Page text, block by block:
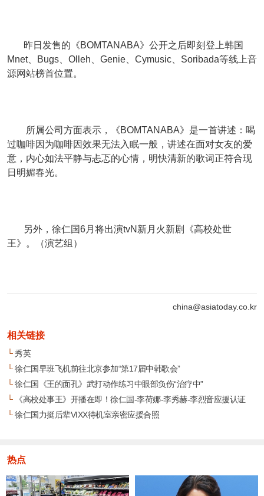
昨日发售的《BOMTANABA》公开之后即刻登上韩国
Mnet、Bugs、Olleh、Genie、Cymusic、Soribada等线上音
源网站榜首位置。
所属公司方面表示，《BOMTANABA》是一首讲述： 喝
过咖啡因为咖啡因效果无法入眠一般，讲述在面对女友的爱
意，内心如法平静与忐忑的心情 ，明快清新的歌词正符合现
日明媚春光。
另外，徐仁国6月将出演tvN新月火新剧
《高校处世
王》。（演艺组）
china@asiatoday.co.kr
相关链接
└秀英
└徐仁国早班飞机前往北京参加“第17届中韩歌会”
└徐仁国《王的面孔》武打动作练习中眼部负伤“治疗中”
└《高校处事王》开播在即！徐仁国-李荷娜-李秀赫-李烈音应援认证
└徐仁国力挺后辈VIXX待机室亲密应援合照
热点